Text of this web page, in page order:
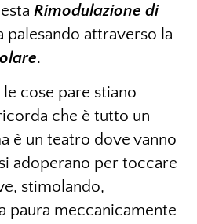
Rimodulazione di
palesando attraverso la
.
cose pare stiano
che è tutto un
è un teatro dove vanno
adoperano per toccare
stimolando,
paura meccanicamente